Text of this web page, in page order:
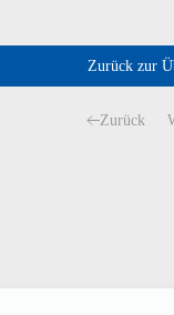
Zurück zur
Zurück